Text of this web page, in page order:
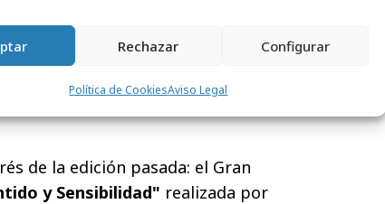
Rechazar Configurar
Política de CookiesAviso Legal
Empresas Consultoras en
cuanto a los
patrocinadores
,RTVE Comercial
de la edición pasada: el Gran
y Sensibilidad" realizada por